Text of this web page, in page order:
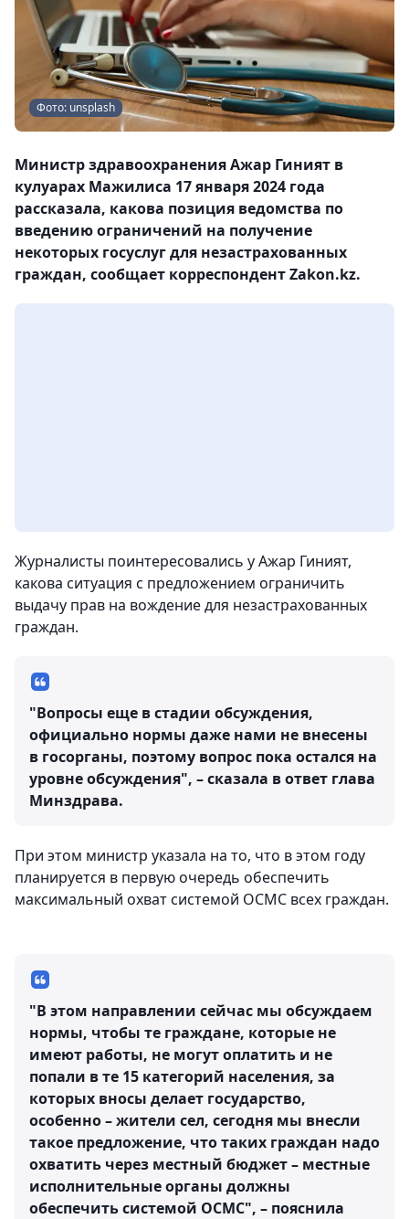
Фото: unsplash
Министр здравоохранения Ажар Гиният в
кулуарах Мажилиса 17 января 2024 года
рассказала, какова позиция ведомства по
введению ограничений на получение
некоторых госуслуг для незастрахованных
граждан, сообщает корреспондент Zakon.kz.
Журналисты поинтересовались у Ажар Гиният,
какова ситуация с предложением ограничить
выдачу прав на вождение для незастрахованных
граждан.
"Вопросы еще в стадии обсуждения,
официально нормы даже нами не внесены
в госорганы, поэтому вопрос пока остался на
уровне обсуждения", – сказала в ответ глава
Минздрава.
При этом министр указала на то, что в этом году
планируется в первую очередь обеспечить
максимальный охват системой ОСМС всех граждан.
"В этом направлении сейчас мы обсуждаем
нормы, чтобы те граждане, которые не
имеют работы, не могут оплатить и не
попали в те 15 категорий населения, за
которых вносы делает государство,
особенно – жители сел, сегодня мы внесли
такое предложение, что таких граждан надо
охватить через местный бюджет – местные
исполнительные органы должны
обеспечить системой ОСМС", – пояснила